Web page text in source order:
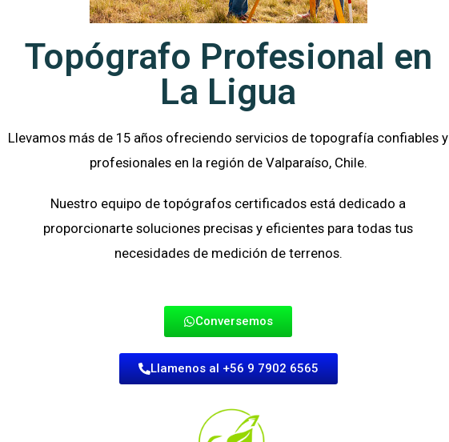
Topógrafo Profesional en
La Ligua
Llevamos más de 15 años ofreciendo servicios de topografía confiables y
profesionales en la región de Valparaíso, Chile.
Nuestro equipo de topógrafos certificados está dedicado a
proporcionarte soluciones precisas y eficientes para todas tus
necesidades de medición de terrenos.
Conversemos
Llamenos al +56 9 7902 6565